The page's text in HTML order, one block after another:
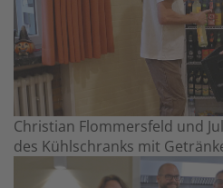
Christian Flommersfeld und
des Kühlschranks mit